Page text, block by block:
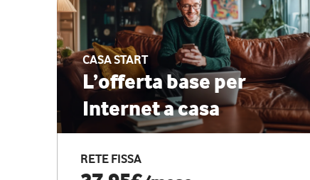
CASA START
L’offerta base per
Internet a casa
RETE FISSA